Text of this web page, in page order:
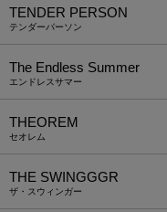
TENDER PERSON
テンダーパーソン
The Endless Summer
エンドレスサマー
THEOREM
セオレム
THE SWINGGGR
ザ・スウィンガー